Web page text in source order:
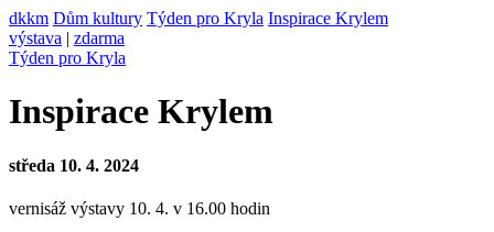
dkkm Dům kultury Týden pro Kryla Inspirace Krylem
výstava | zdarma
Týden pro Kryla
Inspirace Krylem
středa 10. 4. 2024
vernisáž výstavy 10. 4. v 16.00 hodin